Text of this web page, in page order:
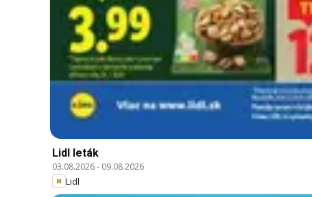
Lidl leták
03.08.2026- 09.08.2026
Lidl